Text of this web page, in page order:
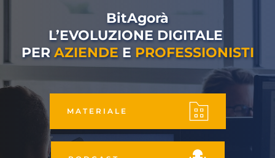
BitAgorà
L’EVOLUZIONE DIGITALE
PER AZIENDE E PROFESSIONISTI
MATERIALE